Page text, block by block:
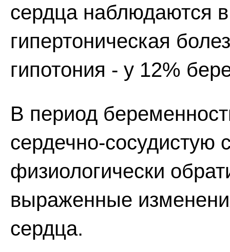
сердца наблюдаются
гипертоническая
гипотония - у 12%
В период
сердечно-сосудистую
физиологически
выраженные
сердца.